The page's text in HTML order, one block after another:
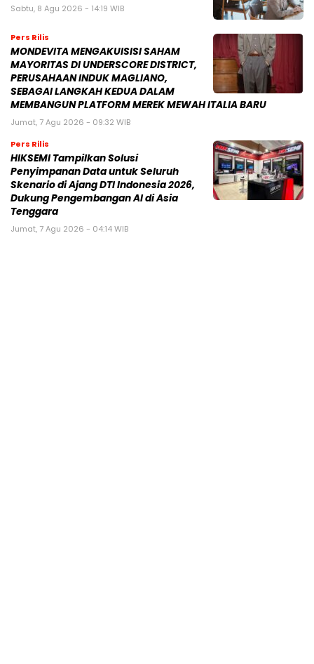
Sabtu, 8 Agu 2026 - 14:19 WIB
Pers Rilis
MONDEVITA MENGAKUISISI SAHAM
MAYORITAS DI UNDERSCORE DISTRICT,
PERUSAHAAN INDUK MAGLIANO,
SEBAGAI LANGKAH KEDUA DALAM
MEMBANGUN PLATFORM MEREK MEWAH ITALIA BARU
Jumat, 7 Agu 2026 - 09:32 WIB
Pers Rilis
HIKSEMI Tampilkan Solusi
Penyimpanan Data untuk Seluruh
Skenario di Ajang DTI Indonesia 2026,
Dukung Pengembangan AI di Asia
Tenggara
Jumat, 7 Agu 2026 - 04:14 WIB